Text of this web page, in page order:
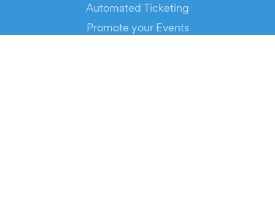
Automated Ticketing
Promote your Events